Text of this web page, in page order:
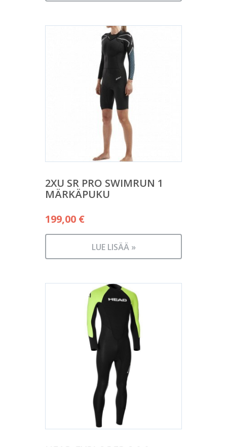
2XU SR PRO SWIMRUN 1
MÄRKÄPUKU
199,00 €
LUE LISÄÄ »